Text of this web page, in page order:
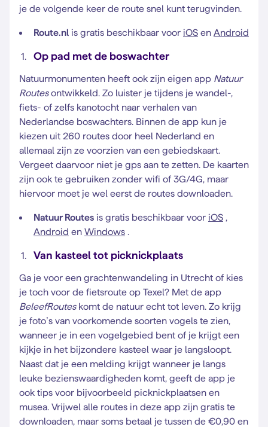
je de volgende keer de route snel kunt terugvinden.
Route.nl is gratis beschikbaar voor iOS en Android
Op pad met de boswachter
Natuurmonumenten heeft ook zijn eigen app Natuur
Routesontwikkeld. Zo luister je tijdens je wandel-,
fiets- of zelfs kanotocht naar verhalen van
Nederlandse boswachters. Binnen de app kun je
kiezen uit 260 routes door heel Nederland en
allemaal zijn ze voorzien van een gebiedskaart.
Vergeet daarvoor niet je gps aan te zetten. De kaarten
zijn ook te gebruiken zonder wifi of 3G/4G, maar
hiervoor moet je wel eerst de routes downloaden.
Natuur Routes is gratis beschikbaar voor iOS ,
Android en Windows .
Van kasteel tot picknickplaats
Ga je voor een grachtenwandeling in Utrecht of kies
je toch voor de fietsroute op Texel? Met de app
BeleefRouteskomt de natuur echt tot leven. Zo krijg
je foto’s van voorkomende soorten vogels te zien,
wanneer je in een vogelgebied bent of je krijgt een
kijkje in het bijzondere kasteel waar je langsloopt.
Naast dat je een melding krijgt wanneer je langs
leuke bezienswaardigheden komt, geeft de app je
ook tips voor bijvoorbeeld picknickplaatsen en
musea. Vrijwel alle routes in deze app zijn gratis te
downloaden, maar soms betaal je tussen de €0,90 en